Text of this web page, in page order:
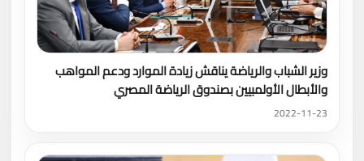
وزير الشباب والرياضة يناقش زيادة الموارد ودعم المواهب
والأبطال الأولمبيين بصندوق الرياضة المصري
2022-11-23